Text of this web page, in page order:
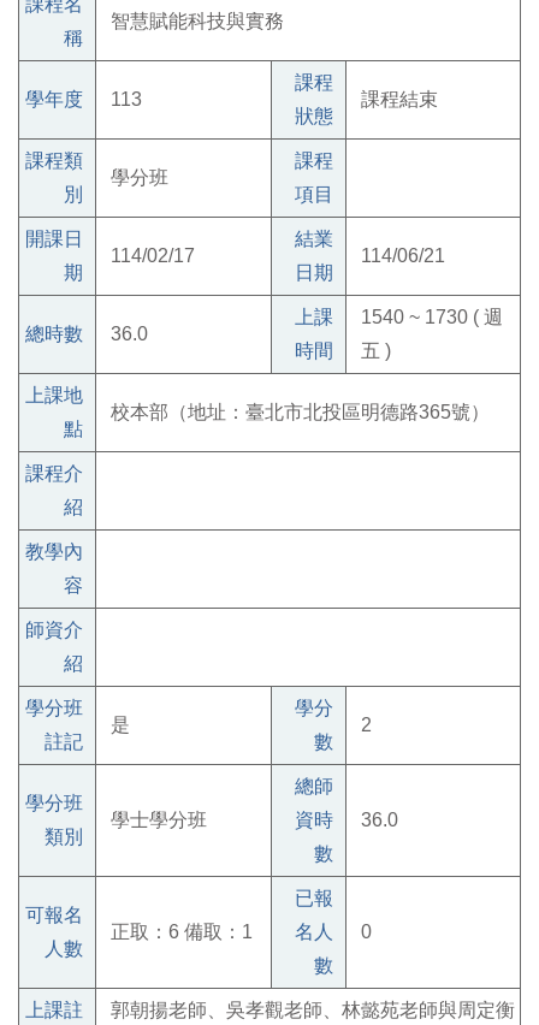
稱
智慧賦能科技與實務
學年度 113
課程
狀態
課程結束
課程類
別
學分班
課程
項目
開課日
期
114/02/17
結業
日期
114/06/21
總時數 36.0
上課
時間
1540 ~ 1730 ( 週
五 )
上課地
點
校本部（地址：臺北市北投區明德路365號）
課程介
紹
教學內
容
師資介
紹
學分班
註記
是
學分
數
2
學分班
類別
學士學分班
總師
資時
數
36.0
可報名
人數
正取：6 備取：1
已報
名人
數
0
上課註 郭朝揚老師、吳孝觀老師、林懿苑老師與周定衡